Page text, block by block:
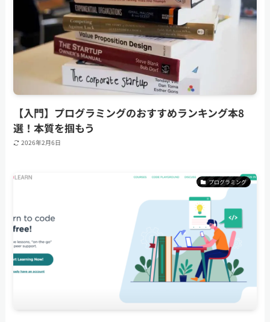
【入門】プログラミングのおすすめランキング本8
選！本質を掴もう
2026年2月6日
プログラミング